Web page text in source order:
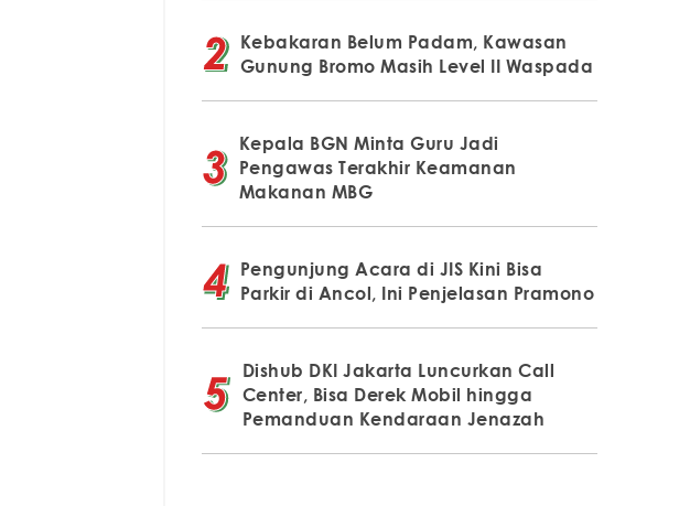
Kebakaran Belum Padam, Kawasan
Gunung Bromo Masih Level II Waspada
Kepala BGN Minta Guru Jadi
Pengawas Terakhir Keamanan
Makanan MBG
Pengunjung Acara di JIS Kini Bisa
Parkir di Ancol, Ini Penjelasan Pramono
Dishub DKI Jakarta Luncurkan Call
Center, Bisa Derek Mobil hingga
Pemanduan Kendaraan Jenazah